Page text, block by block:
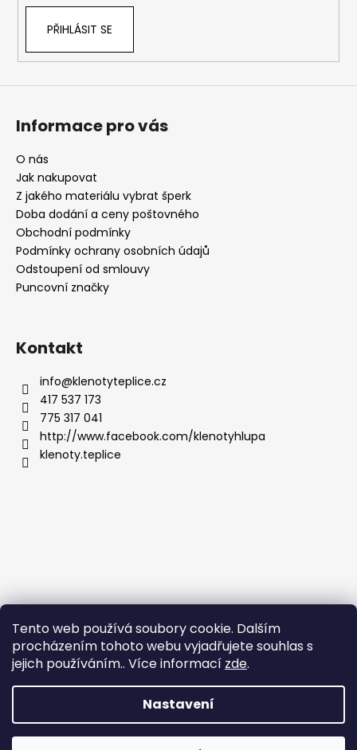
Tento web používá soubory cookie. Dalším
procházením tohoto webu vyjadřujete souhlas s
jejich používáním.. Více informací zde.
Nastavení
PŘIHLÁSIT SE
Informace pro vás
O nás
Jak nakupovat
Z jakého materiálu vybrat šperk
Doba dodání a ceny poštovného
Obchodní podmínky
Podmínky ochrany osobních údajů
Odstoupení od smlouvy
Puncovní značky
Kontakt
info@klenotyteplice.cz
417 537 173
775 317 041
http://www.facebook.com/klenotyhlupa
klenoty.teplice
Copyright 2026Klenoty Teplice. Všechna práva